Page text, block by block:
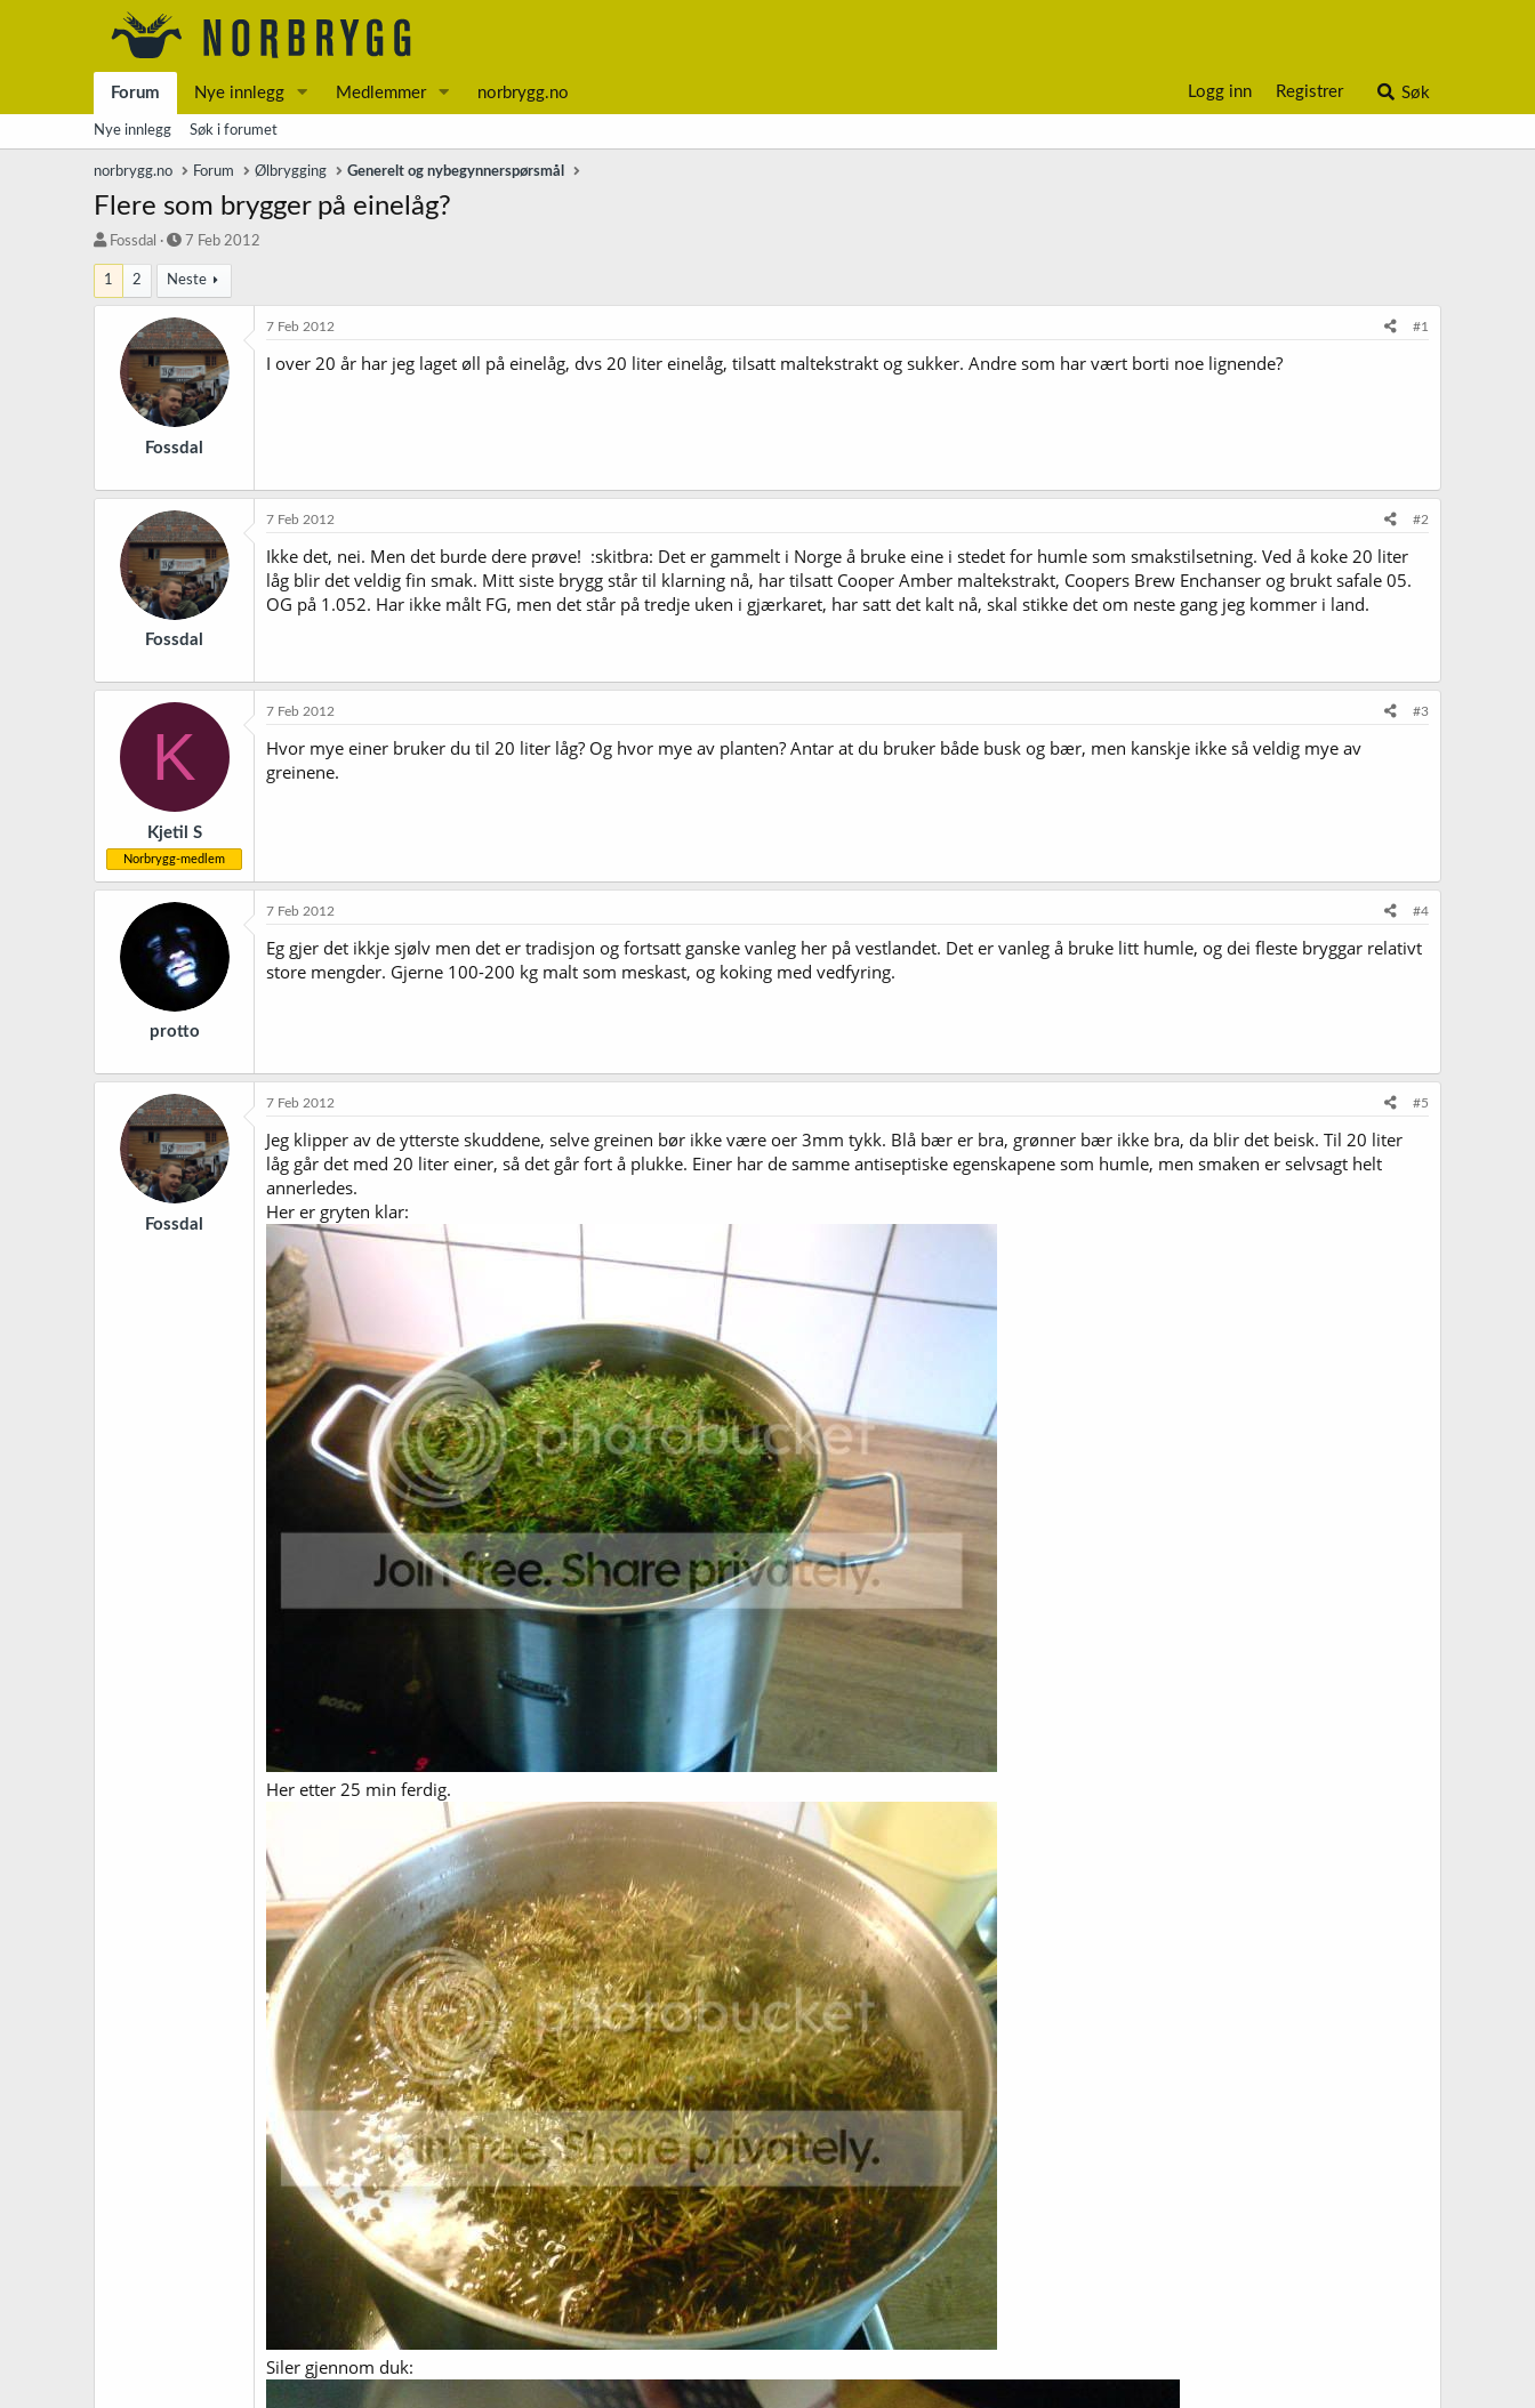
Forum Nye innlegg Medlemmer norbrygg.no Logg inn Registrer Søk
Nye innlegg Søk i forumet
norbrygg.no Forum Ølbrygging Generelt og nybegynnerspørsmål
Flere som brygger på einelåg?
T
r
å
d
Fossdal
S
a
r
t
d
a
t
o
7 Feb 2012
1 2 Neste
Fossdal
7 Feb 2012 #1
I over 20 år har jeg laget øll på einelåg, dvs 20 liter einelåg, tilsatt maltekstrakt og sukker. Andre som har vært borti noe lignende?
Fossdal
7 Feb 2012 #2
Ikke det, nei. Men det burde dere prøve! :skitbra: Det er gammelt i Norge å bruke eine i stedet for humle som smakstilsetning. Ved å koke 20 liter
låg blir det veldig fin smak. Mitt siste brygg står til klarning nå, har tilsatt Cooper Amber maltekstrakt, Coopers Brew Enchanser og brukt safale 05.
OG på 1.052. Har ikke målt FG, men det står på tredje uken i gjærkaret, har satt det kalt nå, skal stikke det om neste gang jeg kommer i land.
K
Kjetil S
Norbrygg-medlem
7 Feb 2012 #3
Hvor mye einer bruker du til 20 liter låg? Og hvor mye av planten? Antar at du bruker både busk og bær, men kanskje ikke så veldig mye av
greinene.
protto
7 Feb 2012 #4
Eg gjer det ikkje sjølv men det er tradisjon og fortsatt ganske vanleg her på vestlandet. Det er vanleg å bruke litt humle, og dei fleste bryggar relativt
store mengder. Gjerne 100-200 kg malt som meskast, og koking med vedfyring.
Fossdal
7 Feb 2012 #5
Jeg klipper av de ytterste skuddene, selve greinen bør ikke være oer 3mm tykk. Blå bær er bra, grønner bær ikke bra, da blir det beisk. Til 20 liter
låg går det med 20 liter einer, så det går fort å plukke. Einer har de samme antiseptiske egenskapene som humle, men smaken er selvsagt helt
annerledes.
Her er gryten klar:
Her etter 25 min ferdig.
Siler gjennom duk: